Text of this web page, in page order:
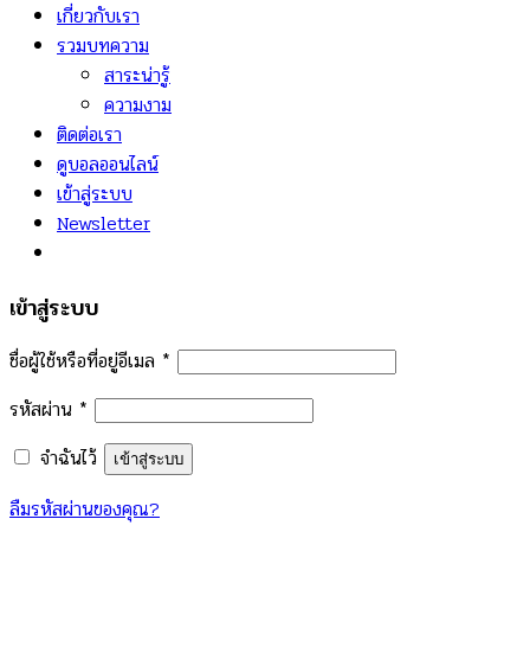
เกี่ยวกับเรา
รวมบทความ
สาระน่ารู้
ความงาม
ติดต่อเรา
ดูบอลออนไลน์
เข้าสู่ระบบ
Newsletter
เข้าสู่ระบบ
ชื่อผู้ใช้หรือที่อยู่อีเมล *
รหัสผ่าน *
จำฉันไว้
เข้าสู่ระบบ
ลืมรหัสผ่านของคุณ?